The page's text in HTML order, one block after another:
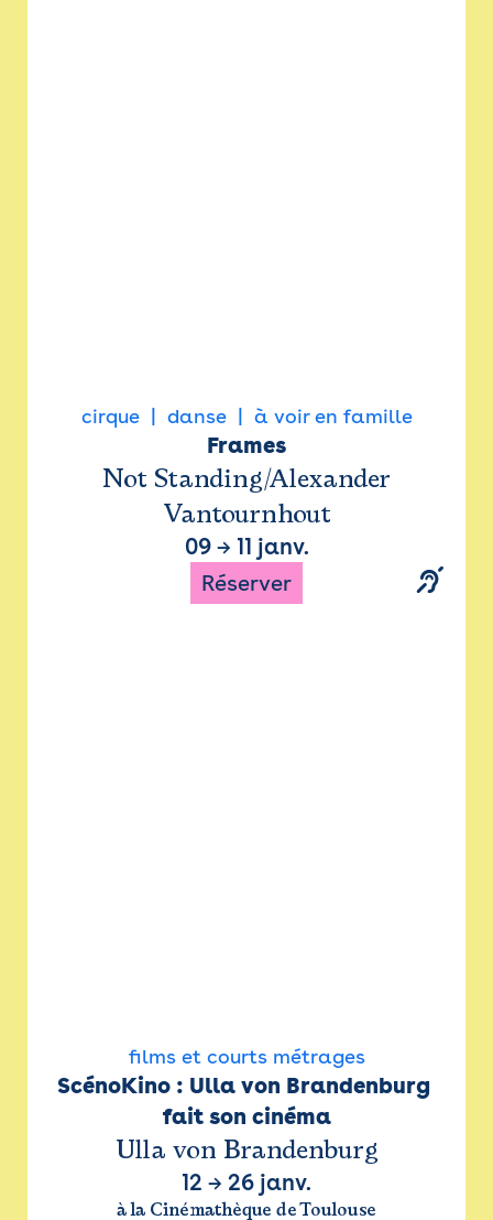
cirque danse à voir en famille
Frames
Not Standing/Alexander
Vantournhout
09→ 11 janv.
Réserver
films et courts métrages
ScénoKino : Ulla von Brandenburg
fait son cinéma
Ulla von Brandenburg
12 → 26 janv.
à la Cinémathèque de Toulouse